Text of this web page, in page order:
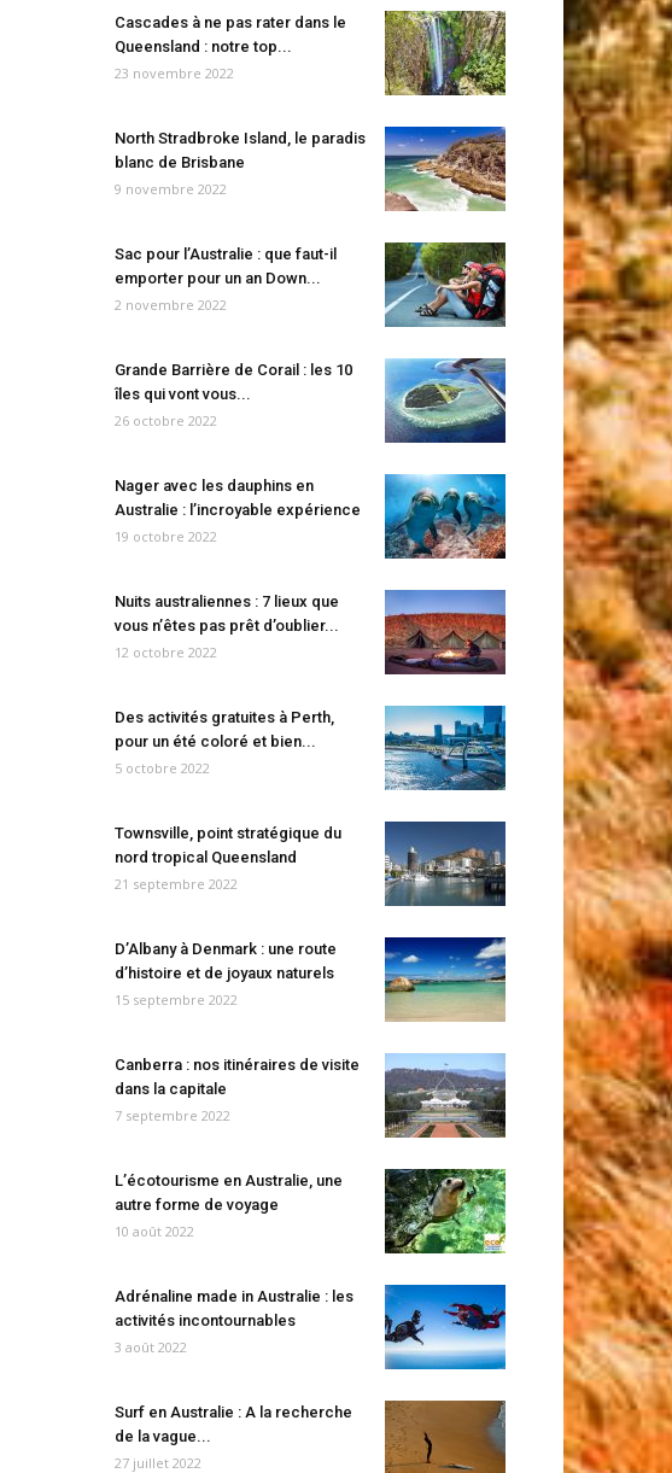
Cascades à ne pas rater dans le
Queensland : notre top...
23 novembre 2022
North Stradbroke Island, le paradis
blanc de Brisbane
9 novembre 2022
Sac pour l’Australie : que faut-il
emporter pour un an Down...
2 novembre 2022
Grande Barrière de Corail : les 10
îles qui vont vous...
26 octobre 2022
Nager avec les dauphins en
Australie : l’incroyable expérience
19 octobre 2022
Nuits australiennes : 7 lieux que
vous n’êtes pas prêt d’oublier...
12 octobre 2022
Des activités gratuites à Perth,
pour un été coloré et bien...
5 octobre 2022
Townsville, point stratégique du
nord tropical Queensland
21 septembre 2022
D’Albany à Denmark : une route
d’histoire et de joyaux naturels
15 septembre 2022
Canberra : nos itinéraires de visite
dans la capitale
7 septembre 2022
L’écotourisme en Australie, une
autre forme de voyage
10 août 2022
Adrénaline made in Australie : les
activités incontournables
3 août 2022
Surf en Australie : A la recherche
de la vague...
27 juillet 2022